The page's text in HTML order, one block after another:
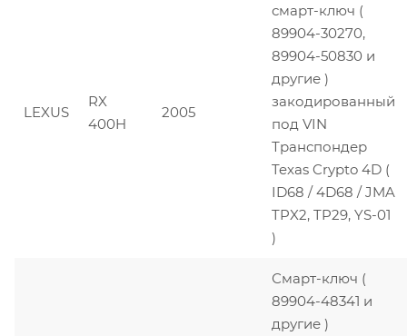
LEXUS
RX
400H
2005
смарт-ключ (
89904-30270,
89904-50830 и
другие )
закодированный
под VIN
Транспондер
Texas Crypto 4D (
ID68 / 4D68 / JMA
TPX2, TP29, YS-01
)
Смарт-ключ (
89904-48341 и
другие )